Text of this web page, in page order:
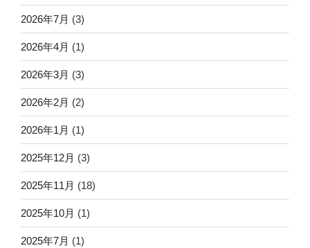
2026年7月 (3)
2026年4月 (1)
2026年3月 (3)
2026年2月 (2)
2026年1月 (1)
2025年12月 (3)
2025年11月 (18)
2025年10月 (1)
2025年7月 (1)